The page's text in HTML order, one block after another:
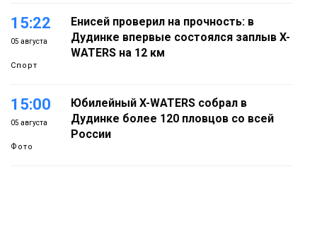
15:22
05 августа
Спорт
Енисей проверил на прочность: в
Дудинке впервые состоялся заплыв X-
WATERS на 12 км
15:00
05 августа
Фото
Юбилейный X-WATERS собрал в
Дудинке более 120 пловцов со всей
России